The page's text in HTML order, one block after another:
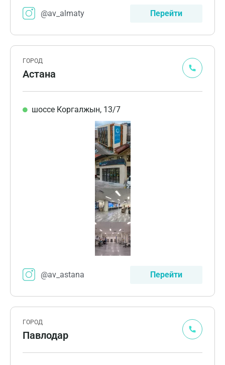
@av_almaty Перейти
ГОРОД
Астана
шоссе Коргалжын, 13/7
@av_astana Перейти
ГОРОД
Павлодар